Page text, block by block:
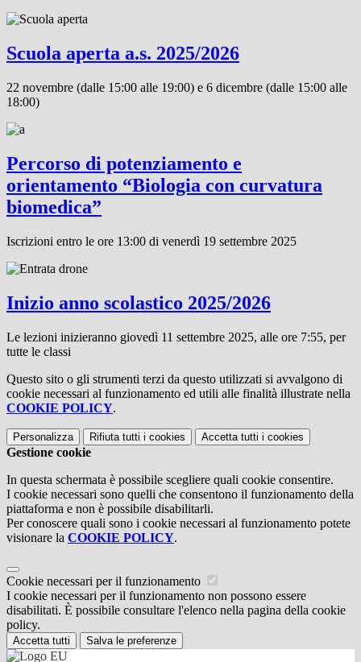
Scuola aperta a.s. 2025/2026
22 novembre (dalle 15:00 alle 19:00) e 6 dicembre (dalle 15:00 alle
18:00)
Percorso di potenziamento e
orientamento “Biologia con curvatura
biomedica”
Iscrizioni entro le ore 13:00 di venerdì 19 settembre 2025
Inizio anno scolastico 2025/2026
Le lezioni inizieranno giovedì 11 settembre 2025, alle ore 7:55, per
tutte le classi
Questo sito o gli strumenti terzi da questo utilizzati si avvalgono di
cookie necessari al funzionamento ed utili alle finalità illustrate nella
COOKIE POLICY.
Personalizza Rifiuta tutti i cookies Accetta tutti i cookies
Gestione cookie
In questa schermata è possibile scegliere quali cookie consentire.
I cookie necessari sono quelli che consentono il funzionamento della
piattaforma e non è possibile disabilitarli.
Per conoscere quali sono i cookie necessari al funzionamento potete
visionare la COOKIE POLICY.
Cookie necessari per il funzionamento
I cookie necessari per il funzionamento non possono essere
disabilitati. È possibile consultare l'elenco nella pagina della cookie
policy.
Accetta tutti Salva le preferenze